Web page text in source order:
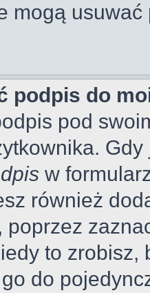
mogą
podpis do
pod
w
również
poprzez
to zrobisz,
go do